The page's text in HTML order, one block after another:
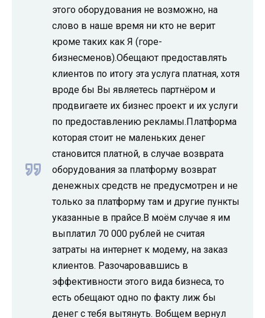
этого оборудования не возможно, на
слово в наше время ни кто не верит
кроме таких как Я (горе-
бизнесменов).Обещают предоставлять
клиентов по итогу эта услуга платная, хотя
вроде бы Вы являетесь партнёром и
продвигаете их бизнес проект и их услуги
по предоставлению рекламы.Платформа
которая стоит не маленьких денег
становится платной, в случае возврата
оборудования за платформу возврат
денежных средств не предусмотрен и не
только за платформу там и другие пункты
указанные в прайсе.В моём случае я им
выплатил 70 000 рублей не считая
затраты на интернет к модему, на заказ
клиентов. Разочаровавшись в
эффективности этого вида бизнеса, то
есть обещают одно по факту лиж бы
денег с тебя вытянуть. Вобщем вернул